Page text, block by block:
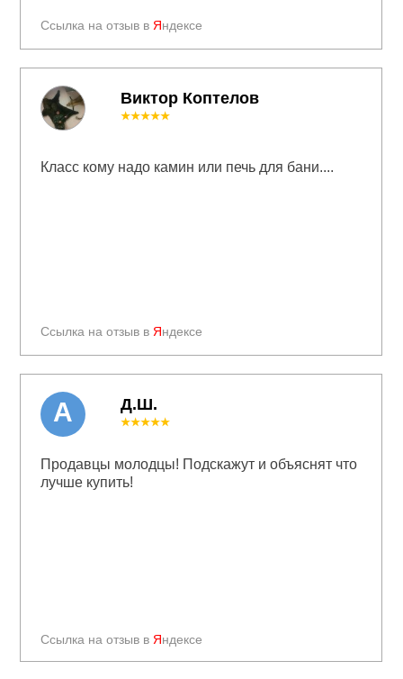
Ссылка на отзыв в Яндексе
Ссылка на отзыв в Яндексе
★★★★★
Класс кому надо камин или печь для бани....
Д.Ш.
Ссылка на отзыв в Яндексе
★★★★★
Продавцы молодцы! Подскажут и объяснят что
лучше купить!
А
Виктор Коптелов